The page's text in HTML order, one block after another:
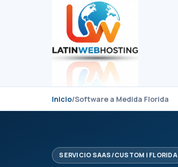
Inicio/Software a Medida Florida
SERVICIO SAAS/CUSTOM | FLORIDA